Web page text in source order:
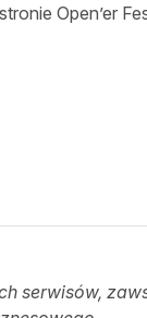
Open’er
serwisów,